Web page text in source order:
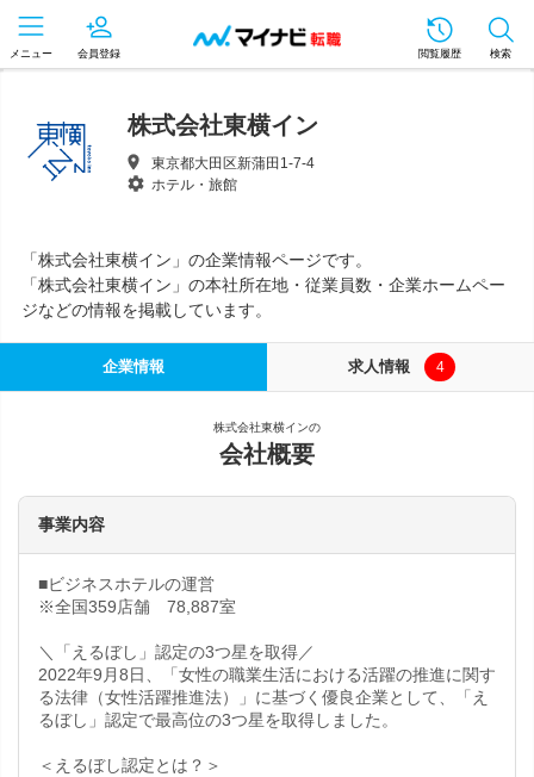
メニュー 会員登録 閲覧履歴 検索
株式会社東横イン
東京都大田区新蒲田1-7-4
ホテル・旅館
「株式会社東横イン」の企業情報ページです。
「株式会社東横イン」の本社所在地・従業員数・企業ホームペー
ジなどの情報を掲載しています。
企業情報 求人情報 4
株式会社東横インの
会社概要
事業内容
■ビジネスホテルの運営
※全国359店舗 78,887室
＼「えるぼし」認定の3つ星を取得／
2022年9月8日、「女性の職業生活における活躍の推進に関す
る法律（女性活躍推進法）」に基づく優良企業として、「え
るぼし」認定で最高位の3つ星を取得しました。
＜えるぼし認定とは？＞